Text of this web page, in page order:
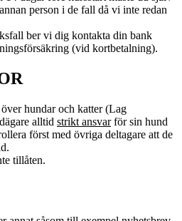
person i de fall då vi inte redan
ber vi dig kontakta din bank
(vid kortbetalning).
hundar och katter (Lag
alltid strikt ansvarför sin hund
först med övriga deltagare att de
tillåten.